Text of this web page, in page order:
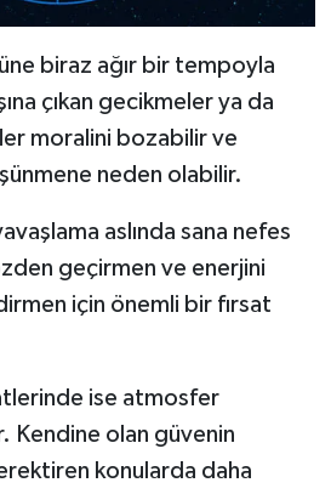
biraz ağır bir tempoyla
çıkan gecikmeler ya da
moralini bozabilir ve
neden olabilir.
aslında sana nefes
geçirmen ve enerjini
için önemli bir fırsat
ise atmosfer
Kendine olan güvenin
konularda daha